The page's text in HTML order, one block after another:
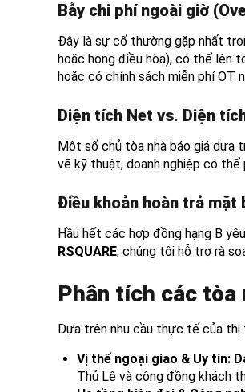
Bẫy chi phí ngoài giờ
Đây là sự cố thường gặp nhất
hoặc họng điều hòa), có thể lên
hoặc có chính sách miễn phí OT
Diện tích Net vs. Diện
Một số chủ tòa nhà báo giá dựa
vẽ kỹ thuật, doanh nghiệp có
Điều khoản hoàn trả mặt
Hầu hết các hợp đồng hạng B
RSQUARE, chúng tôi hỗ trợ rà
Phân tích các tòa
Dựa trên nhu cầu thực tế của thị
Vị thế ngoại giao & Uy tín:
Thủ Lệ và cộng đồng khách